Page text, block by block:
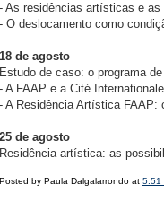
- As residências artísticas e as
- O deslocamento como
18 de agosto
Estudo de caso: o programa
- A FAAP e a Cité
- A Residência Artística FAAP:
25 de agosto
Residência artística: as
Posted by Paula Dalgalarrondo at 5:51